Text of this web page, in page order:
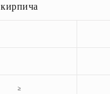
кирпича
≥